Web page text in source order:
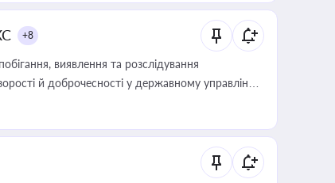
+8
виявлення та розслідування
й доброчесності у державному управлінні